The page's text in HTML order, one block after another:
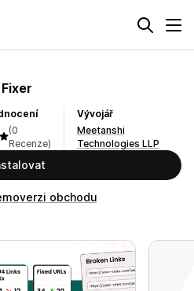
(0
Recenze)
Vývojář
Meetanshi
Technologies LLP
obchodu